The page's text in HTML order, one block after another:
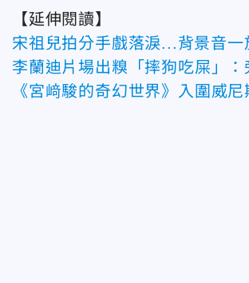
【延伸閱讀】
宋祖兒拍分手戲落淚...背景音一
李蘭迪片場出糗「摔狗吃屎」
《宮﨑駿的奇幻世界》入圍威